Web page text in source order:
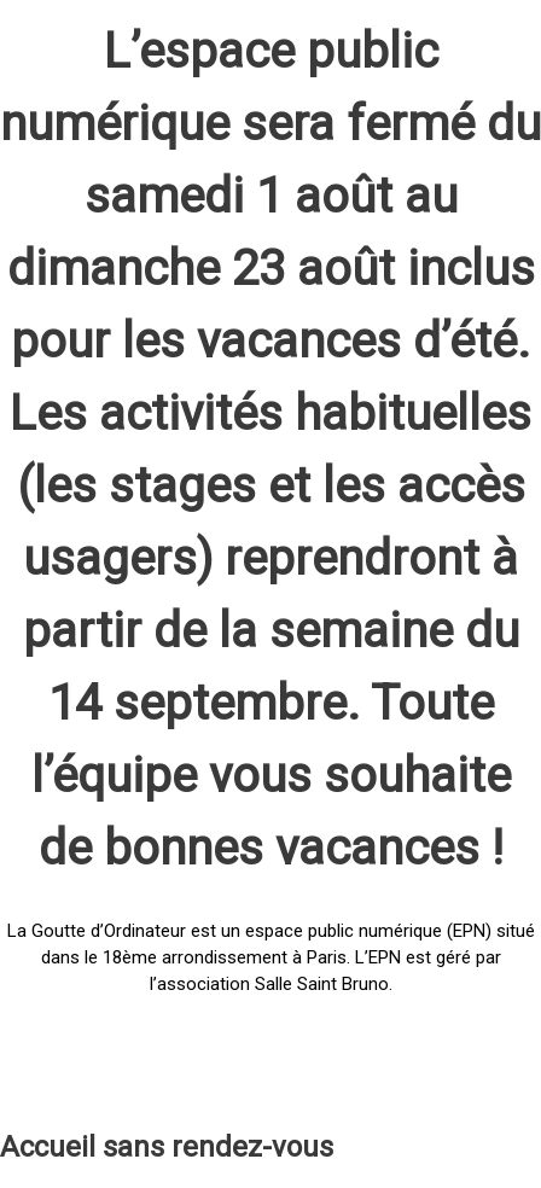
L’espace public
numérique sera fermé du
samedi 1 août au
dimanche 23 août inclus
pour les vacances d’été.
Les activités habituelles
(les stages et les accès
usagers) reprendront à
partir de la semaine du
14 septembre. Toute
l’équipe vous souhaite
de bonnes vacances !
La Goutte d’Ordinateur est un espace public numérique (EPN) situé
dans le 18ème arrondissement à Paris. L’EPN est géré par
l’association Salle Saint Bruno.
Accueil sans rendez-vous